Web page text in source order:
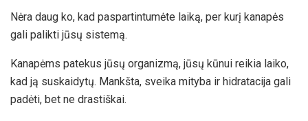
Nėra daug ko, kad paspartintumėte laiką, per kurį kanapės
gali palikti jūsų sistemą.
Kanapėms patekus jūsų organizmą, jūsų kūnui reikia laiko,
kad ją suskaidytų. Mankšta, sveika mityba ir hidratacija gali
padėti, bet ne drastiškai.